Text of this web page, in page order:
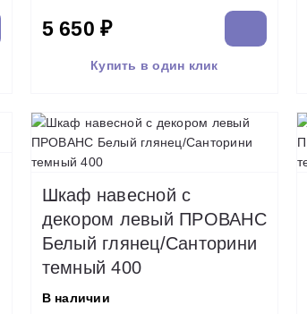
5 650 ₽
Купить в один клик
Шкаф навесной c
декором левый ПРОВАНС
Белый глянец/Санторини
темный 400
В наличии